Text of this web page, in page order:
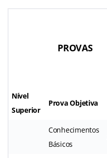
PROVAS
Nível
Superior
Prova Objetiva
Conhecimentos
Básicos